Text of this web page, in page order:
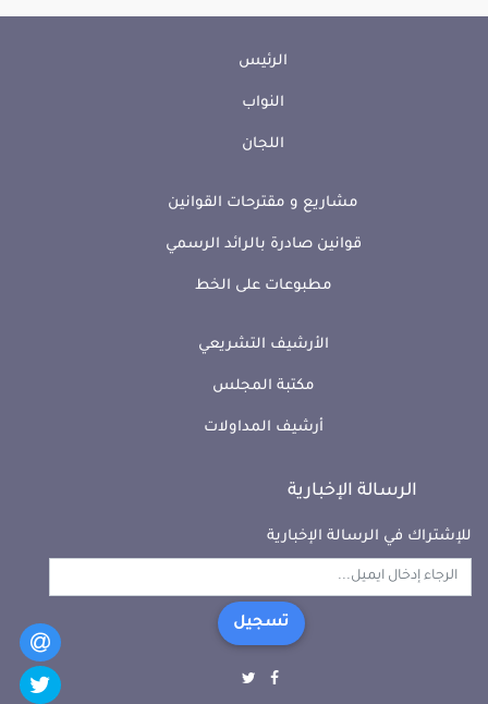
الرئيس
النواب
اللجان
مشاريع و مقترحات القوانين
قوانين صادرة بالرائد الرسمي
مطبوعات على الخط
الأرشيف التشريعي
مكتبة المجلس
أرشيف المداولات
الرسالة الإخبارية
للإشتراك في الرسالة الإخبارية
تسجيل